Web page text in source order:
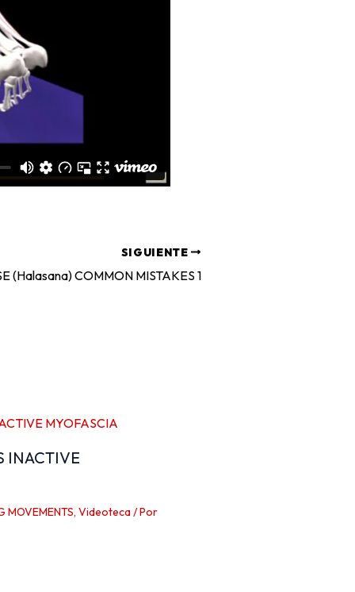
SIGUIENTE
(Halasana) COMMON MISTAKES 1
INACTIVE
MOVEMENTS, Videoteca/ Por